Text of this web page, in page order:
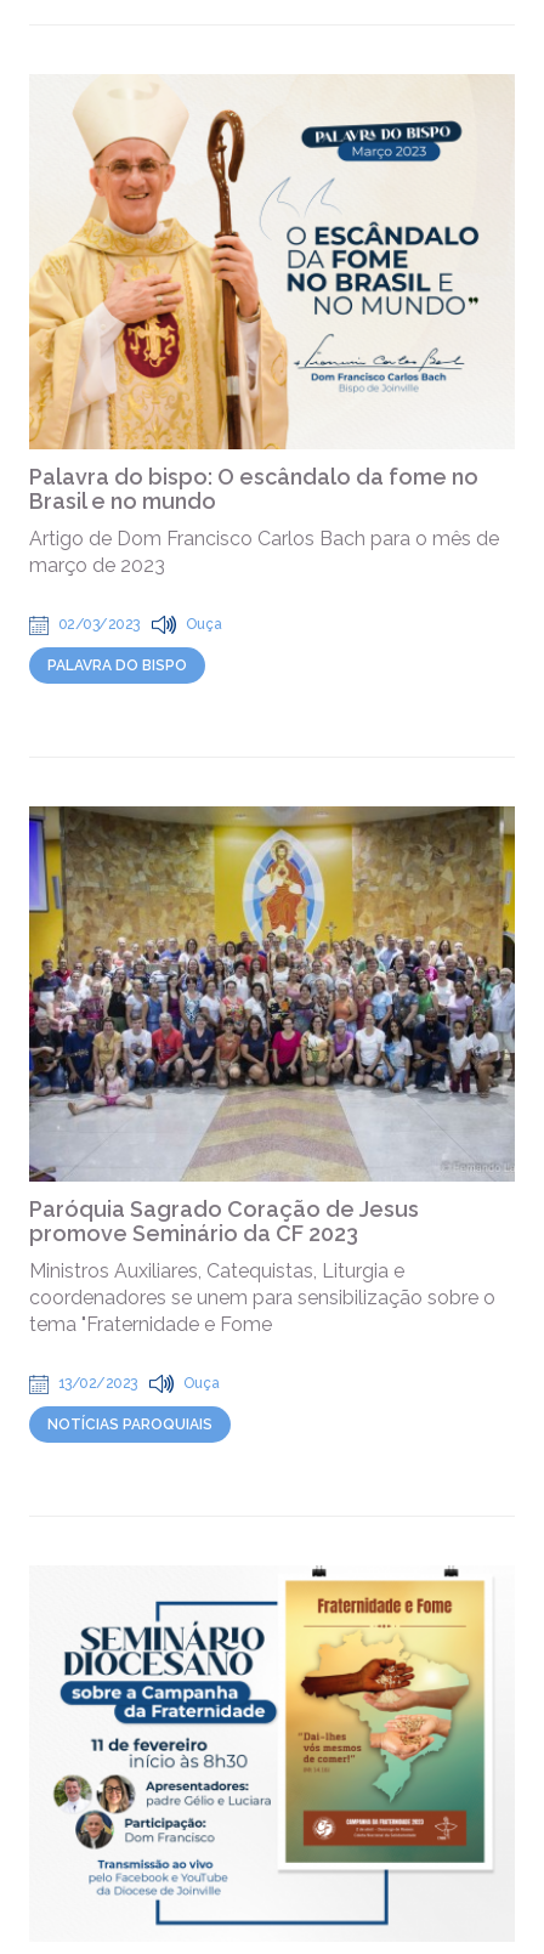
Palavra do bispo: O escândalo da fome no
Brasil e no mundo
Artigo de Dom Francisco Carlos Bach para o mês de
março de 2023
02/03/2023 Ouça
PALAVRA DO BISPO
Paróquia Sagrado Coração de Jesus
promove Seminário da CF 2023
Ministros Auxiliares, Catequistas, Liturgia e
coordenadores se unem para sensibilização sobre o
tema "Fraternidade e Fome
13/02/2023 Ouça
NOTÍCIAS PAROQUIAIS